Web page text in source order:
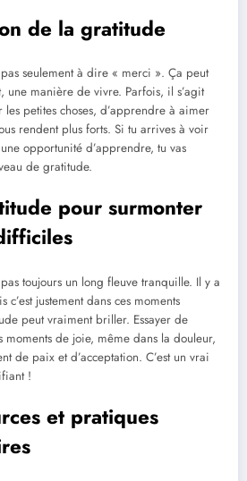
de la gratitude
seulement à dire « merci ». Ça peut
une manière de vivre. Parfois, il s’agit
petites choses, d’apprendre à aimer
rendent plus forts. Si tu arrives à voir
opportunité d’apprendre, tu vas
de gratitude.
pour surmonter
toujours un long fleuve tranquille. Il y a
c’est justement dans ces moments
peut vraiment briller. Essayer de
moments de joie, même dans la douleur,
de paix et d’acceptation. C’est un vrai
!
et pratiques